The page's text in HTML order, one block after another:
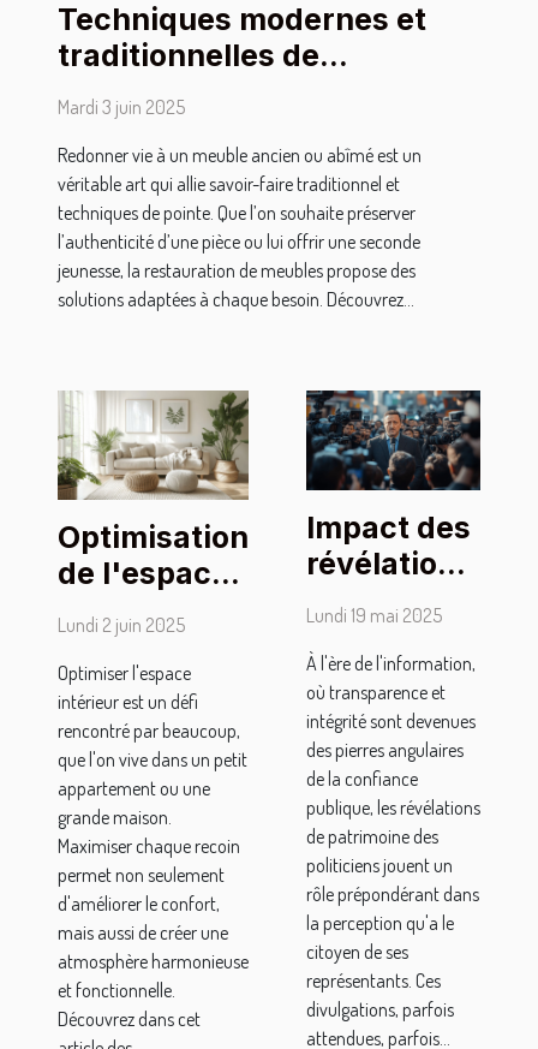
Techniques modernes et
traditionnelles de
restauration de meubles
Mardi 3 juin 2025
Redonner vie à un meuble ancien ou abîmé est un
véritable art qui allie savoir-faire traditionnel et
techniques de pointe. Que l’on souhaite préserver
l’authenticité d’une pièce ou lui offrir une seconde
jeunesse, la restauration de meubles propose des
solutions adaptées à chaque besoin. Découvrez...
Optimisation
de l'espace
intérieur :
techniques
et conseils
Lundi 2 juin 2025
Optimiser l'espace
intérieur est un défi
rencontré par beaucoup,
que l'on vive dans un petit
appartement ou une
grande maison.
Maximiser chaque recoin
permet non seulement
d'améliorer le confort,
mais aussi de créer une
atmosphère harmonieuse
et fonctionnelle.
Découvrez dans cet
Impact des
révélations
de
sur la
perception
publique
des
politiciens
Lundi 19 mai 2025
À l'ère de l'information,
où transparence et
intégrité sont devenues
des pierres angulaires
de la confiance
publique, les révélations
de patrimoine des
politiciens jouent un
rôle prépondérant dans
la perception qu'a le
citoyen de ses
représentants. Ces
divulgations, parfois
attendues, parfois...